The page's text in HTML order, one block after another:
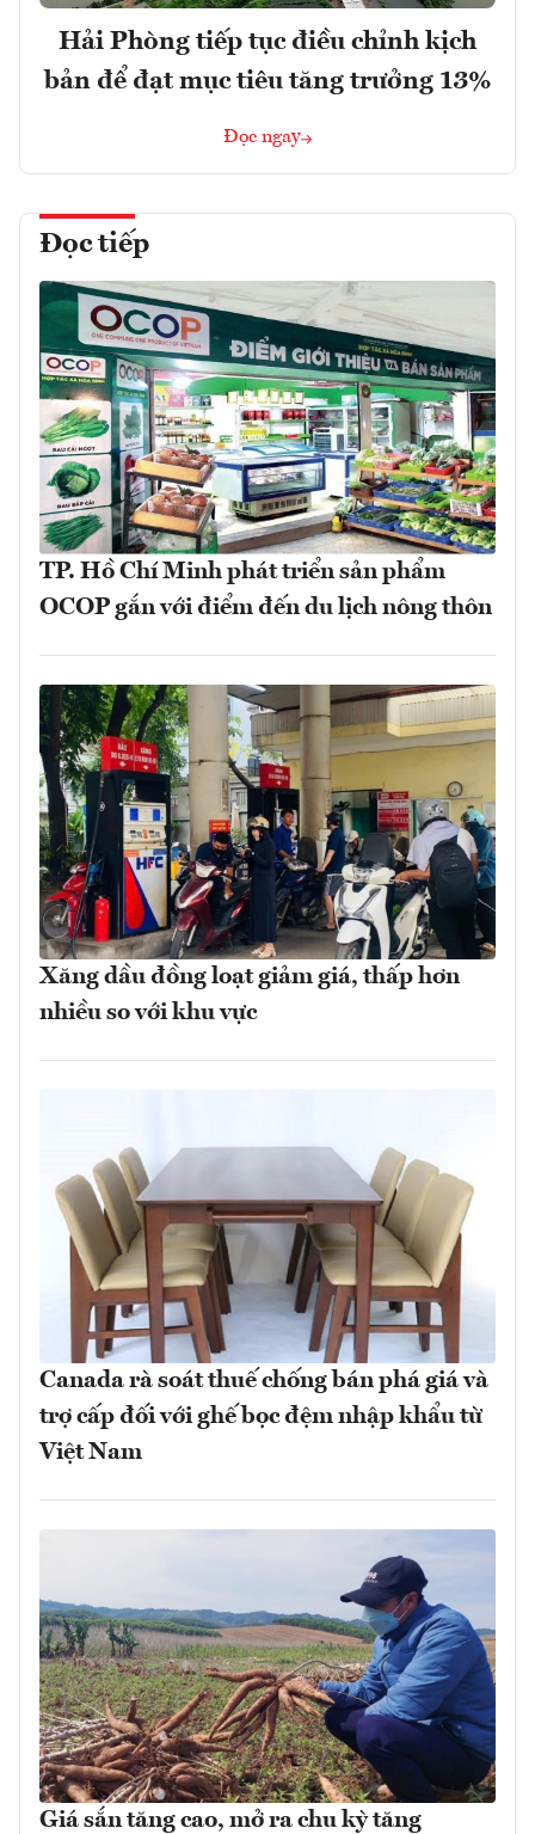
Hải Phòng tiếp tục điều chỉnh kịch
bản để đạt mục tiêu tăng trưởng 13%
Đọc ngay
Đọc tiếp
TP. Hồ Chí Minh phát triển sản phẩm
OCOP gắn với điểm đến du lịch nông thôn
Xăng dầu đồng loạt giảm giá, thấp hơn
nhiều so với khu vực
Canada rà soát thuế chống bán phá giá và
trợ cấp đối với ghế bọc đệm nhập khẩu từ
Việt Nam
Giá sắn tăng cao, mở ra chu kỳ tăng